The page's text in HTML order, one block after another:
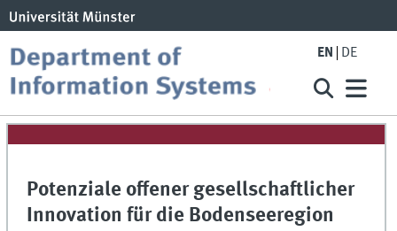
EN DE
Potenziale offener gesellschaftlicher
Innovation für die Bodenseeregion